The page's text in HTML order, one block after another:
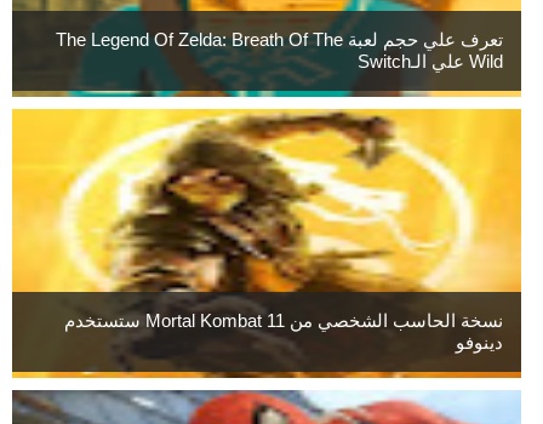
تعرف علي حجم لعبة The Legend Of Zelda: Breath Of The
Wild علي الـSwitch
نسخة الحاسب الشخصي من Mortal Kombat 11 ستستخدم
دينوفو